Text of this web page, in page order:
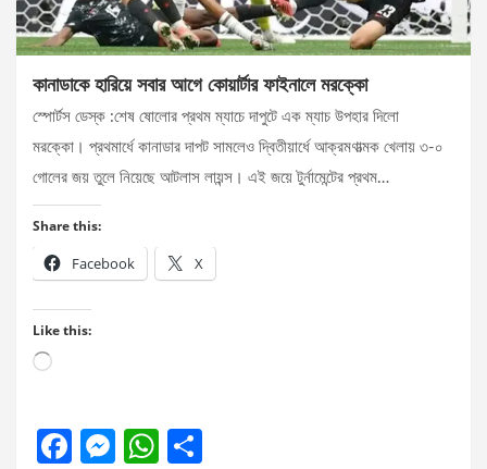
কানাডাকে হারিয়ে সবার আগে কোয়ার্টার ফাইনালে মরক্কো
স্পোর্টস ডেস্ক :শেষ ষোলোর প্রথম ম্যাচে দাপুটে এক ম্যাচ উপহার দিলো
মরক্কো। প্রথমার্ধে কানাডার দাপট সামলেও দ্বিতীয়ার্ধে আক্রমণাত্মক খেলায় ৩-০
গোলের জয় তুলে নিয়েছে আটলাস লায়ন্স। এই জয়ে টুর্নামেন্টের প্রথম…
Share this:
Facebook X
Like this:
Loading…
F
M W